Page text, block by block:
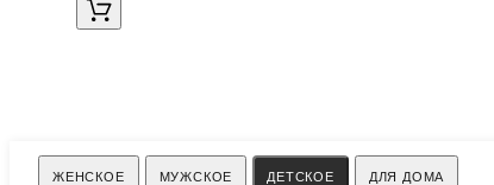
ЖЕНСКОЕ МУЖСКОЕ ДЕТСКОЕ ДЛЯ ДОМА
Поиск